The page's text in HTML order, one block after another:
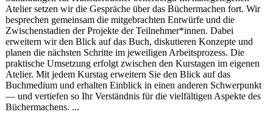
Atelier setzen wir die Gespräche über das Büchermachen fort. Wir
besprechen gemeinsam die mitgebrachten Entwürfe und die
Zwischenstadien der Projekte der Teilnehmer*innen. Dabei
erweitern wir den Blick auf das Buch, diskutieren Konzepte und
planen die nächsten Schritte im jeweiligen Arbeitsprozess. Die
praktische Umsetzung erfolgt zwischen den Kurstagen im eigenen
Atelier. Mit jedem Kurstag erweitern Sie den Blick auf das
Buchmedium und erhalten Einblick in einen anderen Schwerpunkt
— und vertiefen so Ihr Verständnis für die vielfältigen Aspekte des
Büchermachens. ...